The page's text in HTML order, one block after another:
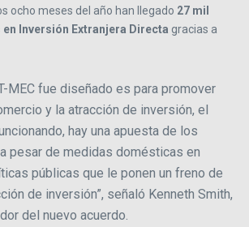
ocho meses del año han llegado 27 mil
Inversión Extranjera Directa gracias a
MEC fue diseñado es para promover
y la atracción de inversión, el
hay una apuesta de los
pesar de medidas domésticas en
públicas que le ponen un freno de
de inversión”, señaló Kenneth Smith,
del nuevo acuerdo.